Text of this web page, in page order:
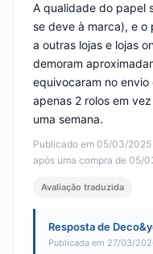
Publicado em 05/03/
após uma compra de 05/
A qualidade do papel
se deve à marca), e
a outras lojas e lojas
demoram
equivocaram no envio
apenas 2 rolos em
uma semana.
Avaliação traduzida
Resposta de
Publicada em 27/03/